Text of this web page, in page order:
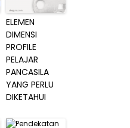
ELEMEN
DIMENSI
PROFILE
PELAJAR
PANCASILA
YANG PERLU
DIKETAHUI